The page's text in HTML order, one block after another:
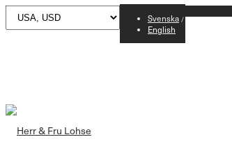
Svenska
English